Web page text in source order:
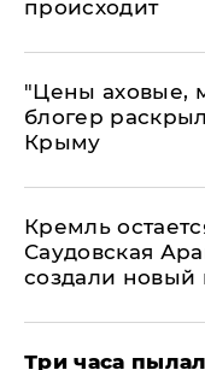
происходит
​"Цены аховые,
блогер
Крыму
​Кремль
Саудовская
создали новый
Три часа